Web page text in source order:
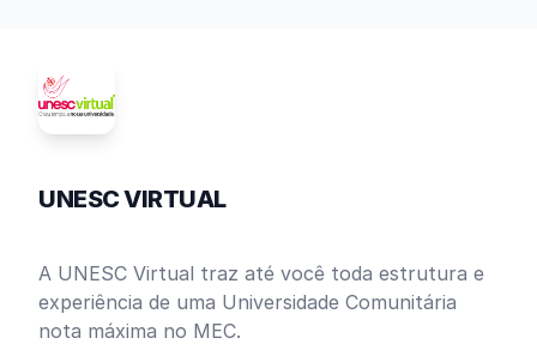
UNESC VIRTUAL
A UNESC Virtual traz até você toda estrutura e
experiência de uma Universidade Comunitária
nota máxima no MEC.